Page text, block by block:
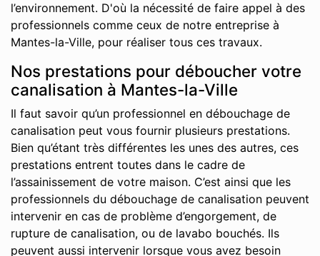
l’environnement. D'où la nécessité de faire appel à des
professionnels comme ceux de notre entreprise à
Mantes-la-Ville, pour réaliser tous ces travaux.
Nos prestations pour déboucher votre
canalisation à Mantes-la-Ville
Il faut savoir qu’un professionnel en débouchage de
canalisation peut vous fournir plusieurs prestations.
Bien qu’étant très différentes les unes des autres, ces
prestations entrent toutes dans le cadre de
l’assainissement de votre maison. C’est ainsi que les
professionnels du débouchage de canalisation peuvent
intervenir en cas de problème d’engorgement, de
rupture de canalisation, ou de lavabo bouchés. Ils
peuvent aussi intervenir lorsque vous avez besoin